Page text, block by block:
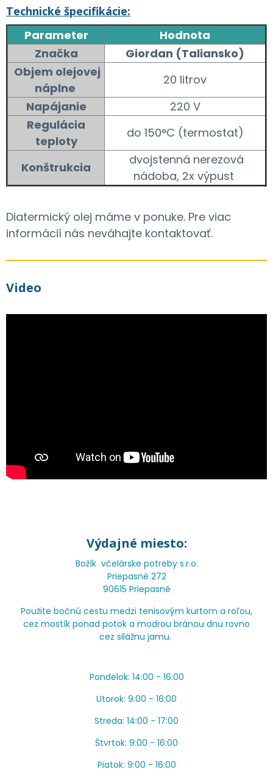
Technické špecifikácie:
Parameter
Hodnota
Značka
Giordan (Taliansko)
Objem olejovej
náplne
20 litrov
Napájanie
220 V
Regulácia
teploty
do 150°C (termostat)
Konštrukcia
dvojstenná nerezová
nádoba, 2x výpust
Diatermický olej máme v ponuke. Pre viac
informácií nás neváhajte kontaktovať.
Video
Výdajné miesto:
Božík včelárske potreby s.r.o.
Priepasné 272
90615 Priepasné
Použite bočnú cestu medzi tenisovým kurtom a roľou,
cez mostík ponad potok a modrou bránou dnu rovno
cez silážnu jamu.
Pondelok: 14:00 - 16:00
Utorok: 9:00 - 16:00
Streda: 14:00 - 17:00
Štvrtok: 9:00 - 16:00
Piatok: 9:00 - 16:00